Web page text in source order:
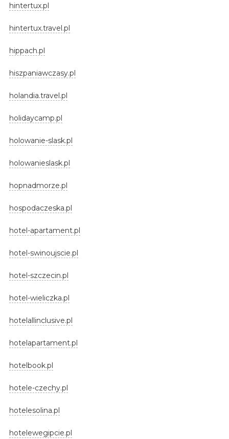
hintertux.pl
hintertux.travel.pl
hippach.pl
hiszpaniawczasy.pl
holandia.travel.pl
holidaycamp.pl
holowanie-slask.pl
holowanieslask.pl
hopnadmorze.pl
hospodaczeska.pl
hotel-apartament.pl
hotel-swinoujscie.pl
hotel-szczecin.pl
hotel-wieliczka.pl
hotelallinclusive.pl
hotelapartament.pl
hotelbook.pl
hotele-czechy.pl
hotelesolina.pl
hotelewegipcie.pl